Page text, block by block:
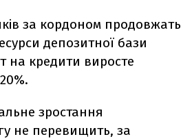
за кордоном продовжать
депозитної бази
на кредити виросте
зростання
не перевищить, за